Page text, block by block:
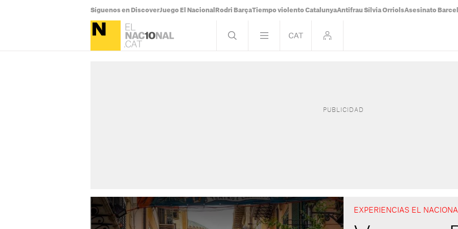
Síguenos en DiscoverJuego El Nacional Rodri BarçaTiempo violento CatalunyaAntifrau Sílvia OrriolsAsesinato
EXPERIENCIAS EL